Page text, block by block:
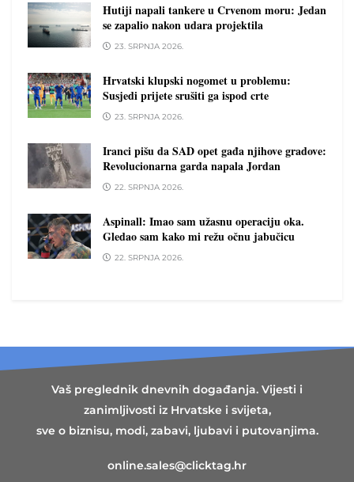
Hutiji napali tankere u Crvenom moru: Jedan
se zapalio nakon udara projektila
23. SRPNJA 2026.
Hrvatski klupski nogomet u problemu:
Susjedi prijete srušiti ga ispod crte
23. SRPNJA 2026.
Iranci pišu da SAD opet gađa njihove gradove:
Revolucionarna garda napala Jordan
22. SRPNJA 2026.
Aspinall: Imao sam užasnu operaciju oka.
Gledao sam kako mi režu očnu jabučicu
22. SRPNJA 2026.
Vaš preglednik dnevnih događanja. Vijesti i
zanimljivosti iz Hrvatske i svijeta,
sve o biznisu, modi, zabavi, ljubavi i putovanjima.
online.sales@clicktag.hr